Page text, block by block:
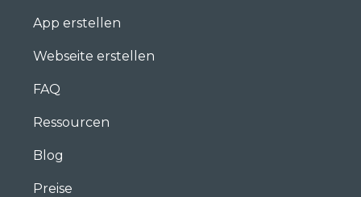
App erstellen
Webseite erstellen
FAQ
Ressourcen
Blog
Preise